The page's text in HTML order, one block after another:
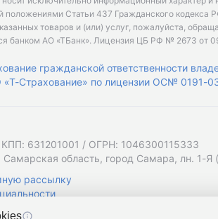
положениями Статьи 437 Гражданского кодекса
товаров и (или) услуг, пожалуйста,
банком АО «ТБанк». Лицензия ЦБ РФ № 2673 от
гражданской ответственности
Страхование» по лицензии ОС№ 0191-03
631201001 / ОГРН: 1046300115333
область, город Самара, лн. 1-Я
рассылку